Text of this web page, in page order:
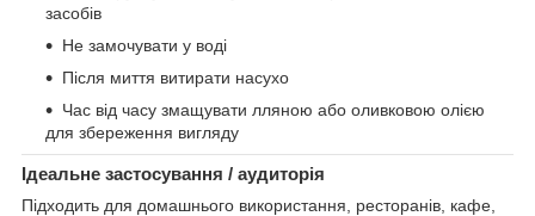
засобів
Не замочувати у воді
Після миття витирати насухо
Час від часу змащувати лляною або оливковою олією
для збереження вигляду
Ідеальне застосування / аудиторія
Підходить для домашнього використання, ресторанів, кафе,